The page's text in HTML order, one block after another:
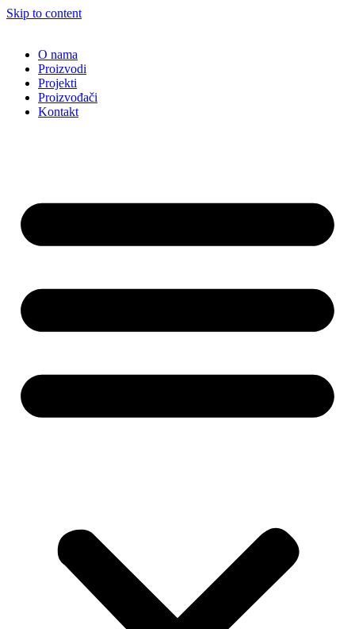
Skip to content
O nama
Proizvodi
Projekti
Proizvođači
Kontakt